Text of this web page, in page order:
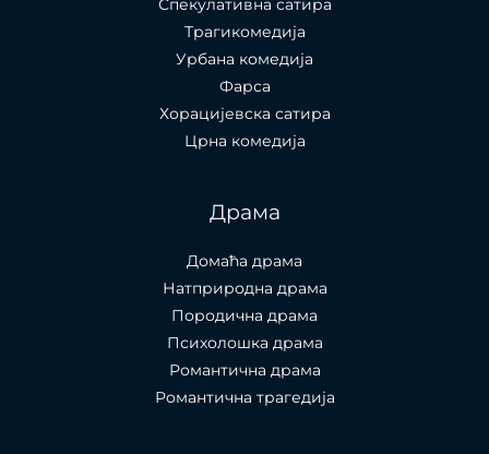
Спекулативна сатира
Трагикомедија
Урбана комедија
Фарса
Хорацијевска сатира
Црна комедија
Драма
Домаћа драма
Натприродна драма
Породична драма
Психолошка драма
Романтична драма
Романтична трагедија